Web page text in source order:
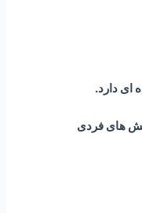
ای دارد.
های فردی